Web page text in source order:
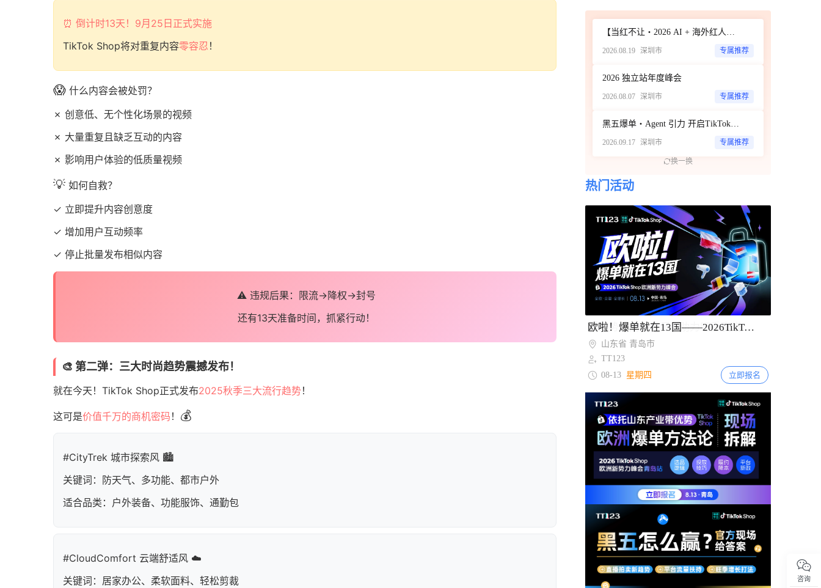
⏰ 倒计时13天！9月25日正式实施
TikTok Shop将对重复内容零容忍 ！
😱 什么内容会被处罚？
✗ 创意低、无个性化场景的视频
✗ 大量重复且缺乏互动的内容
✗ 影响用户体验的低质量视频
💡 如何自救？
✓ 立即提升内容创意度
✓ 增加用户互动频率
✓ 停止批量发布相似内容
⚠️ 违规后果：限流→降权→封号
还有13天准备时间，抓紧行动！
🎨 第二弹：三大时尚趋势震撼发布！
就在今天！TikTok Shop正式发布2025秋季三大流行趋势！
这可是价值千万的商机密码 ！ 💰
#CityTrek 城市探索风 🏙️
关键词：防天气、多功能、都市户外
适合品类：户外装备、功能服饰、通勤包
#CloudComfort 云端舒适风 ☁️
关键词：居家办公、柔软面料、轻松剪裁
【当红不让・2026 AI + 海外红人营销大会暨 WotoHub 卖家大会】
2026.08.19 深圳市 专属推荐
2026 独立站年度峰会
2026.08.07 深圳市 专属推荐
黑五爆单・Agent 引力 开启TikTok新达人经济时代 ——ScoreHub 2026 品牌大会
2026.09.17 深圳市 专属推荐
换一换
热门活动
Item
2
of
2
欧啦！爆单就在13国——2026TikTok Shop欧洲新势力峰会【青岛站】
山东省 青岛市
TT123
08-13 星期四 立即报名
咨询